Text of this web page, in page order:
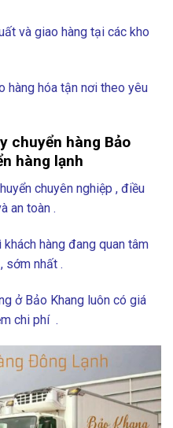
và giao hàng tại các kho
hàng hóa tận nơi theo yêu
chuyển hàng Bảo
hàng lạnh
chuyên nghiệp , điều
an toàn .
hàng đang quan tâm
sớm nhất .
ở Bảo Khang luôn có giá
chi phí .